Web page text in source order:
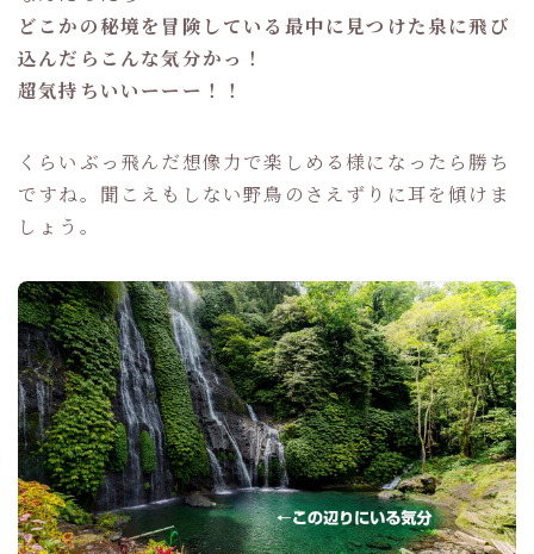
どこかの秘境を冒険している最中に見つけた泉に飛び
込んだらこんな気分かっ！
超気持ちいいーーー！！
くらいぶっ飛んだ想像力で楽しめる様になったら勝ち
ですね。聞こえもしない野鳥のさえずりに耳を傾けま
しょう。